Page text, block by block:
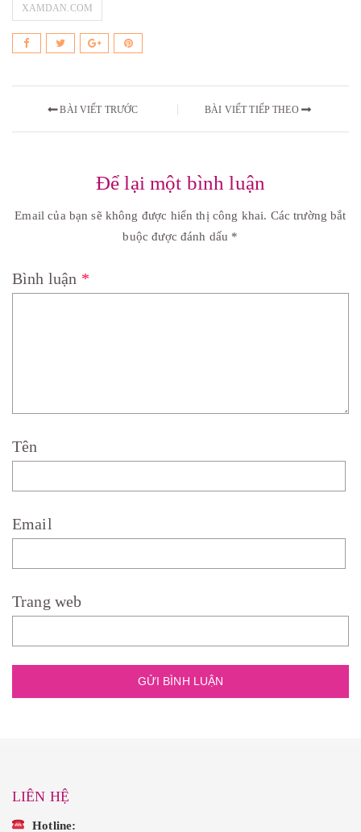
XAMDAN.COM
BÀI VIẾT TRƯỚC BÀI VIẾT TIẾP THEO
Để lại một bình luận
Email của bạn sẽ không được hiển thị công khai. Các trường bắt
buộc được đánh dấu *
Bình luận *
Tên
Email
Trang web
LIÊN HỆ
Hotline: